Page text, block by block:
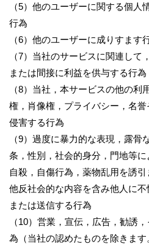
（5）他のユーザーに関する個人
行為
（6）他のユーザーに成りすます
（7）当社のサービスに関連し
または間接に利益を供与する行為
（8）当社，本サービスの他の利
権，肖像権，プライバシー，名
侵害する行為
（9）過度に暴力的な表現，露
条，性別，社会的身分，門地等に
自殺，自傷行為，薬物乱用を誘
他反社会的な内容を含み他人に
または送信する行為
（10）営業，宣伝，広告，勧誘
為（当社の認めたものを除きま